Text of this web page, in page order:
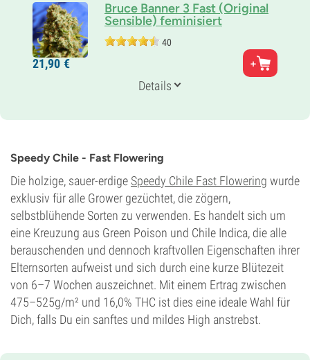
Bruce Banner 3 Fast (Original
Sensible) feminisiert
40
Eltern
Colorado Ghost OG x Strawberry Diesel x Black
Blütezeit
25%
CBD
Gering
Blütentyp
Photoperiodisch
21,90 €
Details
Speedy Chile - Fast Flowering
Die holzige, sauer-erdige Speedy Chile Fast Flowering wurde
exklusiv für alle Grower gezüchtet, die zögern,
selbstblühende Sorten zu verwenden. Es handelt sich um
eine Kreuzung aus Green Poison und Chile Indica, die alle
berauschenden und dennoch kraftvollen Eigenschaften ihrer
Elternsorten aufweist und sich durch eine kurze Blütezeit
von 6–7 Wochen auszeichnet. Mit einem Ertrag zwischen
475–525g/m² und 16,0% THC ist dies eine ideale Wahl für
Dich, falls Du ein sanftes und mildes High anstrebst.